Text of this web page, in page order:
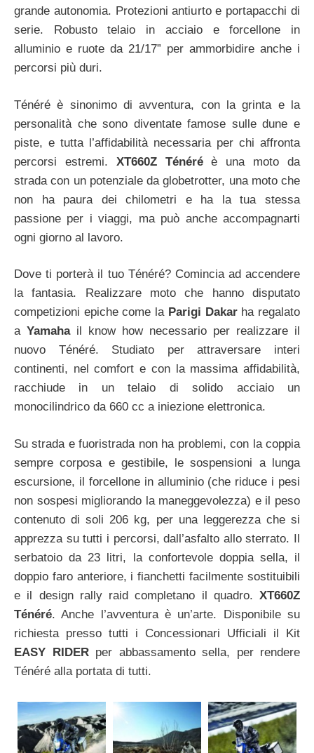
grande autonomia. Protezioni antiurto e portapacchi di
serie. Robusto telaio in acciaio e forcellone in
alluminio e ruote da 21/17” per ammorbidire anche i
percorsi più duri.
Ténéré è sinonimo di avventura, con la grinta e la
personalità che sono diventate famose sulle dune e
piste, e tutta l’affidabilità necessaria per chi affronta
percorsi estremi. XT660Z Ténéréè una moto da
strada con un potenziale da globetrotter, una moto che
non ha paura dei chilometri e ha la tua stessa
passione per i viaggi, ma può anche accompagnarti
ogni giorno al lavoro.
Dove ti porterà il tuo Ténéré? Comincia ad accendere
la fantasia. Realizzare moto che hanno disputato
competizioni epiche come la Parigi Dakarha regalato
aYamahail know how necessario per realizzare il
nuovo Ténéré. Studiato per attraversare interi
continenti, nel comfort e con la massima affidabilità,
racchiude in un telaio di solido acciaio un
monocilindrico da 660 cc a iniezione elettronica.
Su strada e fuoristrada non ha problemi, con la coppia
sempre corposa e gestibile, le sospensioni a lunga
escursione, il forcellone in alluminio (che riduce i pesi
non sospesi migliorando la maneggevolezza) e il peso
contenuto di soli 206 kg, per una leggerezza che si
apprezza su tutti i percorsi, dall’asfalto allo sterrato. Il
serbatoio da 23 litri, la confortevole doppia sella, il
doppio faro anteriore, i fianchetti facilmente sostituibili
e il design rally raid completano il quadro. XT660Z
Ténéré. Anche l’avventura è un’arte. Disponibile su
richiesta presso tutti i Concessionari Ufficiali il Kit
EASY RIDERper abbassamento sella, per rendere
Ténéré alla portata di tutti.